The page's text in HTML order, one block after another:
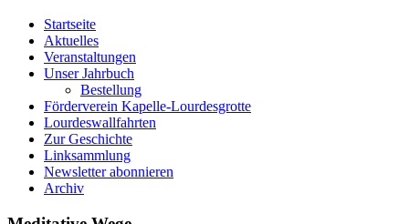
Startseite
Aktuelles
Veranstaltungen
Unser Jahrbuch
Bestellung
Förderverein Kapelle-Lourdesgrotte
Lourdeswallfahrten
Zur Geschichte
Linksammlung
Newsletter abonnieren
Archiv